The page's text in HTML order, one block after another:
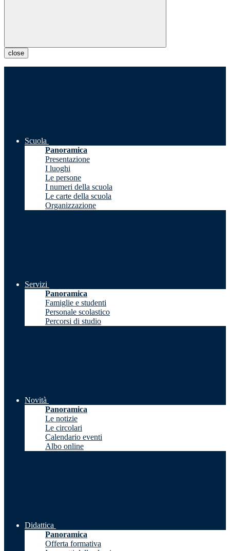
close
Scuola
Panoramica
Presentazione
I luoghi
Le persone
I numeri della scuola
Le carte della scuola
Organizzazione
Servizi
Panoramica
Famiglie e studenti
Personale scolastico
Percorsi di studio
Novità
Panoramica
Le notizie
Le circolari
Calendario eventi
Albo online
Didattica
Panoramica
Offerta formativa